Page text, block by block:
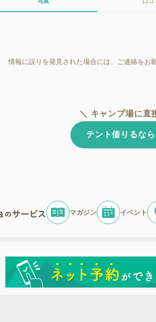
情報に誤りを発見された場合には、ご連絡をお
＼ キャンプ場に直
テント借りるな
マガジン イベント